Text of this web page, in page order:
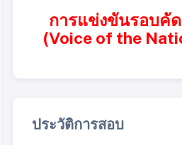
การแข่งขันรอบคั
(Voice of the
ประวัติการสอบ